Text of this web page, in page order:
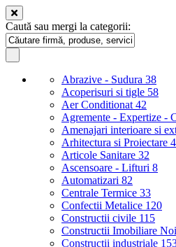
Caută sau mergi la categorii:
Abrazive - Sudura 38
Acoperisuri si tigle 58
Aer Conditionat 42
Agremente - Expertize -
Amenajari interioare si
Arhitectura si Proiectare
Articole Sanitare 32
Ascensoare - Lifturi 8
Automatizari 82
Centrale Termice 33
Confectii Metalice 120
Constructii civile 115
Constructii Imobiliare Noi
Constructii industriale